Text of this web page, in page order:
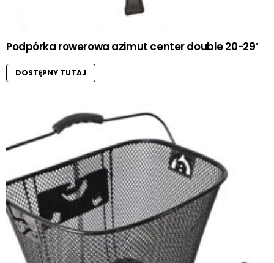
Podpórka rowerowa azimut center double 20-29″
DOSTĘPNY TUTAJ